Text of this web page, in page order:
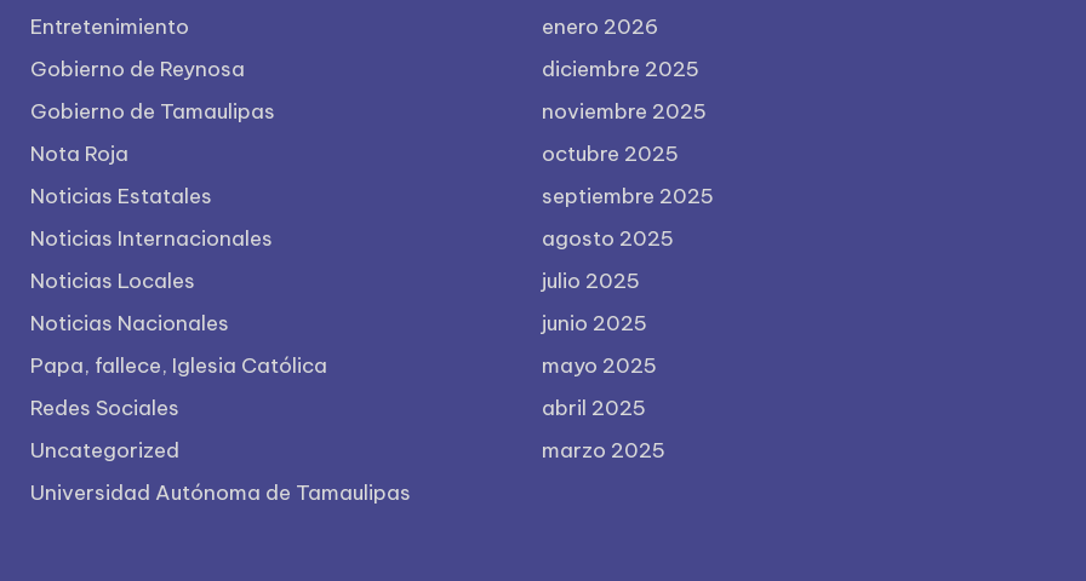
Entretenimiento
Gobierno de Reynosa
Gobierno de Tamaulipas
Nota Roja
Noticias Estatales
Noticias Internacionales
Noticias Locales
Noticias Nacionales
Papa, fallece, Iglesia Católica
Redes Sociales
Uncategorized
Universidad Autónoma de Tamaulipas
enero 2026
diciembre 2025
noviembre 2025
octubre 2025
septiembre 2025
agosto 2025
julio 2025
junio 2025
mayo 2025
abril 2025
marzo 2025